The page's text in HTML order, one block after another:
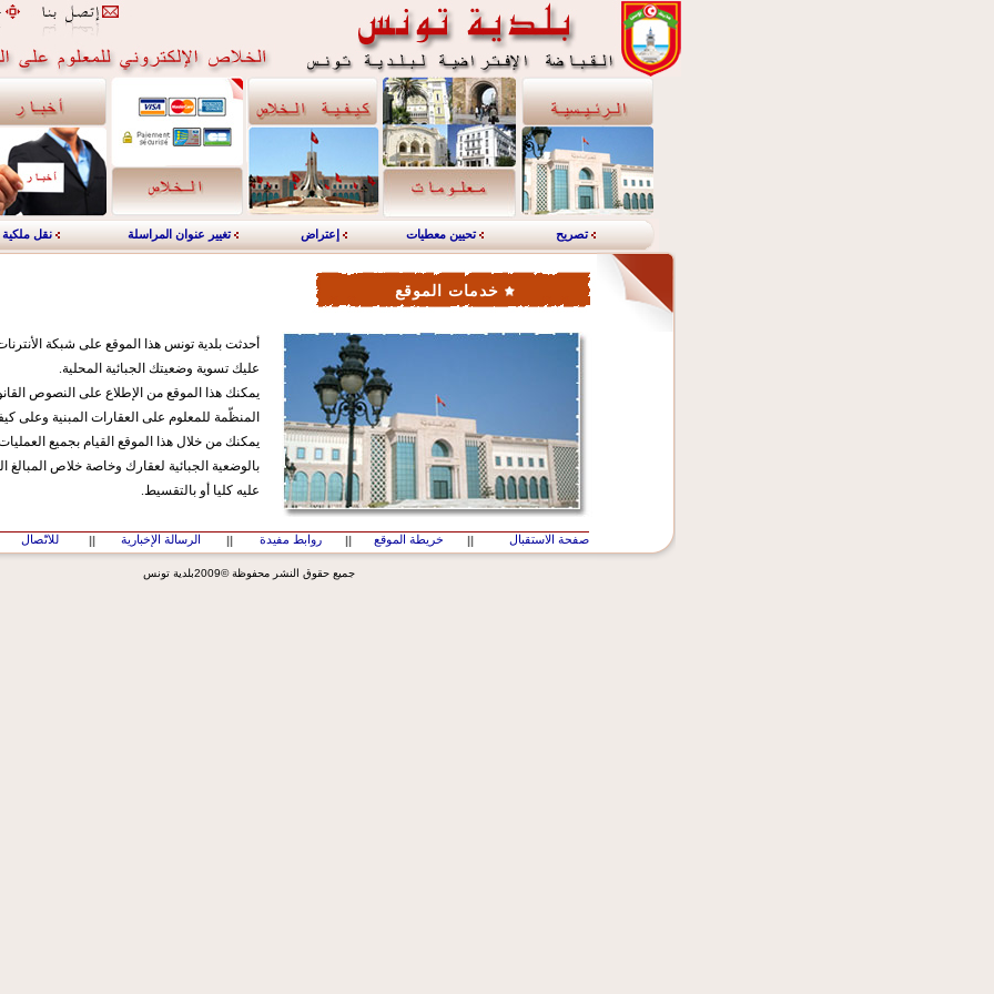
تصريح تحيين معطيات إعتراض تغيير عنوان المراسلة نقل ملكية
خدمات الموقع
أحدثت بلدية تونس هذا الموقع على شبكة
عليك تسوية وضعيتك الجبائية المحلية.
يمكنك هذا الموقع من الإطلاع على النصوص
المنظّمة للمعلوم على العقارات المبنية وعلى
يمكنك من خلال هذا الموقع القيام بجميع
بالوضعية الجبائية لعقارك وخاصة خلاص المبالغ
عليه كليا أو بالتقسيط.
صفحة الاستقبال || خريطة الموقع || روابط مفيدة || الرسالة الإخبارية || للاتّصال
جميع حقوق النشر محفوظة ©2009بلدية تونس